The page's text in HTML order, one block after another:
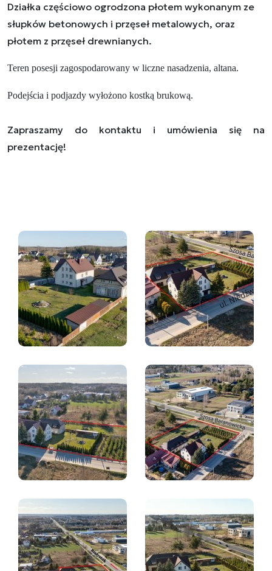
Działka częściowo ogrodzona płotem wykonanym ze
słupków betonowych i przęseł metalowych, oraz
płotem z przęseł drewnianych.
Teren posesji zagospodarowany w liczne nasadzenia, altana.
Podejścia i podjazdy wyłożono kostką brukową.
Zapraszamy do kontaktu i umówienia się na
prezentację!